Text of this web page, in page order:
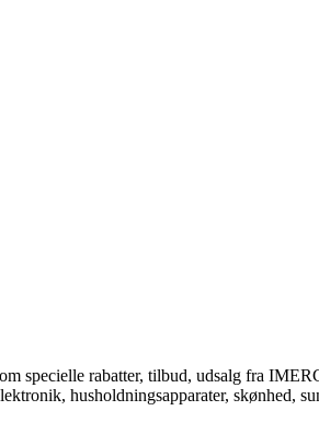
specielle rabatter, tilbud, udsalg fra
husholdningsapparater, skønhed,